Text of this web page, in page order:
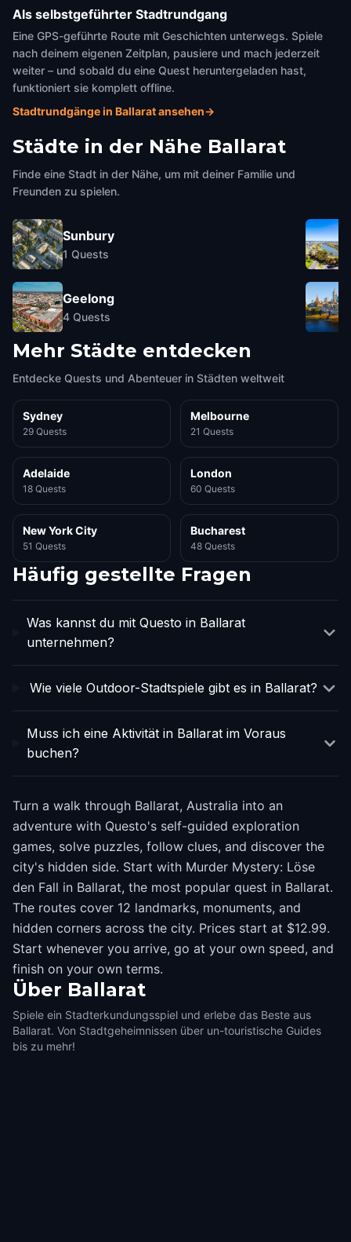
Als selbstgeführter Stadtrundgang
Eine GPS-geführte Route mit Geschichten unterwegs. Spiele
nach deinem eigenen Zeitplan, pausiere und mach jederzeit
weiter – und sobald du eine Quest heruntergeladen hast,
funktioniert sie komplett offline.
Stadtrundgänge in Ballarat ansehen→
Städte in der Nähe Ballarat
Finde eine Stadt in der Nähe, um mit deiner Familie und
Freunden zu spielen.
Sunbury
1 Quests
Geelong
4 Quests
Mehr Städte entdecken
Entdecke Quests und Abenteuer in Städten weltweit
Sydney
29 Quests
Melbourne
21 Quests
Adelaide
18 Quests
London
60 Quests
New York City
51 Quests
Bucharest
48 Quests
Häufig gestellte Fragen
Was kannst du mit Questo in Ballarat
unternehmen?
Wie viele Outdoor-Stadtspiele gibt es in Ballarat?
Muss ich eine Aktivität in Ballarat im Voraus
buchen?
Turn a walk through Ballarat, Australia into an
adventure with Questo's self-guided exploration
games, solve puzzles, follow clues, and discover the
city's hidden side. Start with Murder Mystery: Löse
den Fall in Ballarat, the most popular quest in Ballarat.
The routes cover 12 landmarks, monuments, and
hidden corners across the city. Prices start at $12.99.
Start whenever you arrive, go at your own speed, and
finish on your own terms.
Über Ballarat
Spiele ein Stadterkundungsspiel und erlebe das Beste aus
Ballarat. Von Stadtgeheimnissen über un-touristische Guides
bis zu mehr!